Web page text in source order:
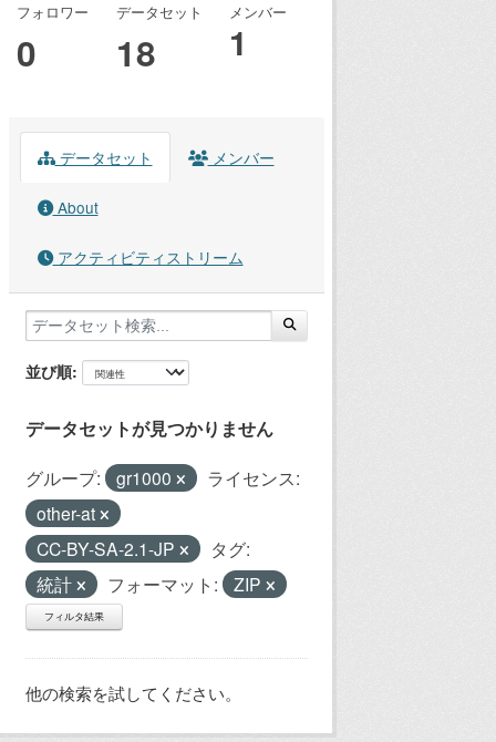
フォロワー
0
データセット
18
メンバー
1
データセット メンバー
About
アクティビティストリーム
並び順
データセットが見つかりません
グループ: gr1000
ライセンス:
other-at
CC-BY-SA-2.1-JP
タグ:
統計
フォーマット: ZIP
フィルタ結果
他の検索を試してください。